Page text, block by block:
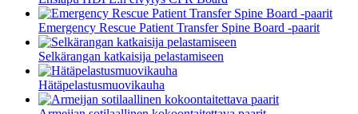
Emergency Rescue Patient Transfer Spine Board -paarit
Selkärangan katkaisija pelastamiseen
Hätäpelastusmuovikauha